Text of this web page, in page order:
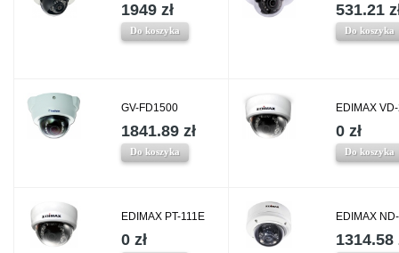
1949 zł
Do koszyka
531.21
Do koszyka
GV-FD1500
1841.89 zł
Do koszyka
EDIMAX
0 zł
Do koszyka
EDIMAX PT-111E
0 zł
EDIMAX
1314.58